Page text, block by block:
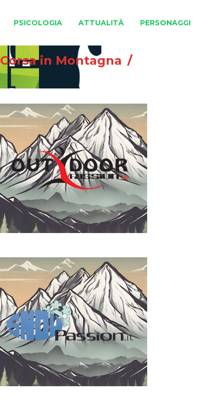
PSICOLOGIA ATTUALITÀ PERSONAGGI
Corsa in Montagna /